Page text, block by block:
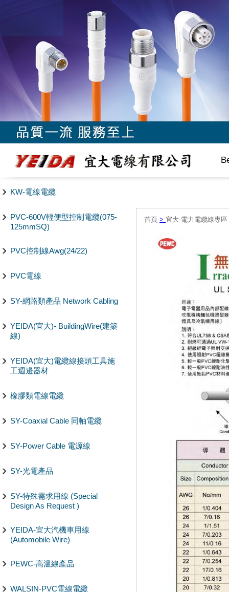
KW-電線電纜
PVC-600V輕便型控制電纜(075-
125mmSQ)
PVC控制線Awg(24/22)
PVC電線
SY-網路類產品 Network Cabling
YEIDA(宜大)- BuildingWire(建築
線)
YEIDA(宜大)電纜線接頭工具施
工週邊器材
橡膠類電線電纜
SY-Coaxial Cable 同軸電纜
SY-Power Cable 電源線
SY-光電產品
SY-特殊需求用線 (Special
Design As Request )
YEIDA-宜大汽機車用線
(Automobile Wire)
PEWC-高溫線產品
WALSIN-PVC電線電纜
首頁 > 宜大-電力電纜線專區